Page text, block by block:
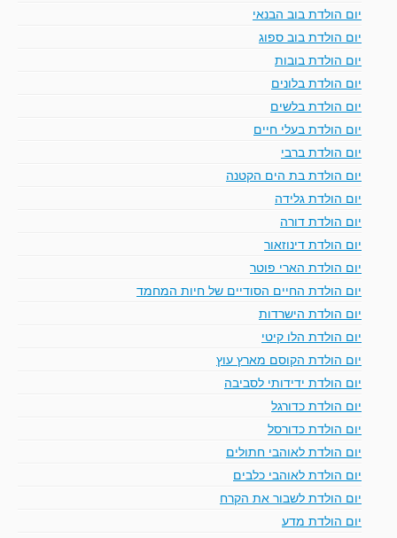
יום הולדת בוב הבנאי
יום הולדת בוב ספוג
יום הולדת בובות
יום הולדת בלונים
יום הולדת בלשים
יום הולדת בעלי חיים
יום הולדת ברבי
יום הולדת בת הים הקטנה
יום הולדת גלידה
יום הולדת דורה
יום הולדת דינוזאור
יום הולדת הארי פוטר
יום הולדת החיים הסודיים של חיות המחמד
יום הולדת הישרדות
יום הולדת הלו קיטי
יום הולדת הקוסם מארץ עוץ
יום הולדת ידידותי לסביבה
יום הולדת כדורגל
יום הולדת כדורסל
יום הולדת לאוהבי חתולים
יום הולדת לאוהבי כלבים
יום הולדת לשבור את הקרח
יום הולדת מדע